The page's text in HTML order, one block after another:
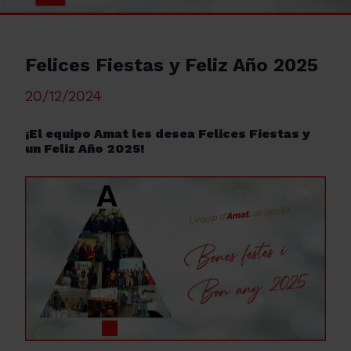
Felices Fiestas y Feliz Año 2025
20/12/2024
¡El equipo Amat les desea Felices Fiestas y
un Feliz Año 2025!